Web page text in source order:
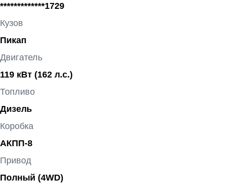
*************1729
Кузов
Пикап
Двигатель
119 кВт (162 л.с.)
Топливо
Дизель
Коробка
АКПП-8
Привод
Полный (4WD)